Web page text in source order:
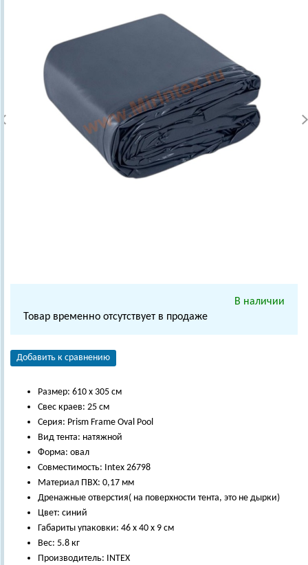
В наличии
Товар временно отсутствует в продаже
Добавить к сравнению
Размер: 610 х 305 см
Свес краев: 25 см
Серия: Prism Frame Oval Pool
Вид тента: натяжной
Форма: овал
Совместимость: Intex 26798
Материал ПВХ: 0,17 мм
Дренажные отверстия( на поверхности тента, это не дырки)
Цвет: синий
Габариты упаковки: 46 х 40 х 9 см
Вес: 5.8 кг
Производитель: INTEX